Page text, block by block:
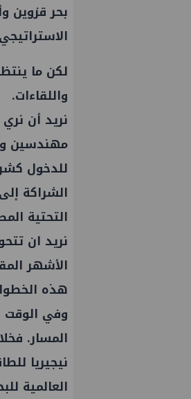
بحر قزوين
لكن ما
واللقاءات.
نريد أن
مهندسين
للدخول
الشراكة
التحتية
نريد ان
الأشهر
هذه
وفي الوقت
نيجيريا
العالمية